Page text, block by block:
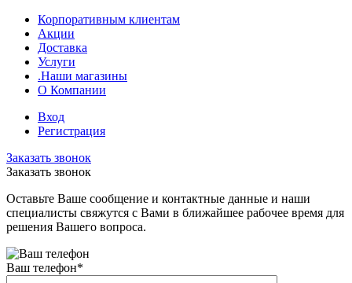
Корпоративным клиентам
Акции
Доставка
Услуги
.Наши магазины
О Компании
Вход
Регистрация
Заказать звонок
Заказать звонок
Оставьте Ваше сообщение и контактные данные и наши
специалисты свяжутся с Вами в ближайшее рабочее время для
решения Вашего вопроса.
Ваш телефон*